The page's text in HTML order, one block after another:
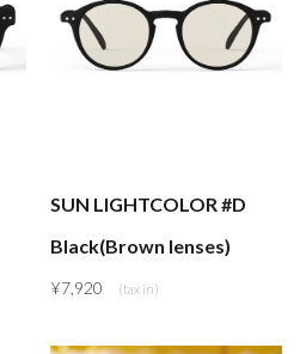
SUN LIGHTCOLOR #D
Black(Brown lenses)
¥7,920